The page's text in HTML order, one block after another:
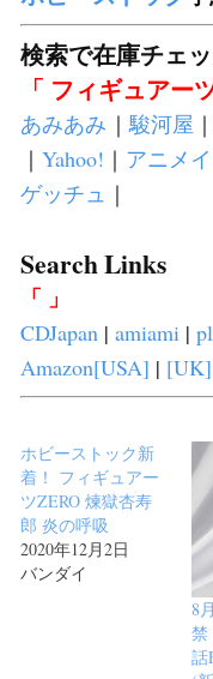
検索で在庫チェ
「 フィギュアー
あみあみ ｜駿河屋 ｜
｜ Yahoo! ｜ アニメ
ゲッチュ ｜
Search Links
「 」
CDJapan | amiami |
Amazon[USA] | [UK]
ホビーストック新
着！ フィギュアー
ツZERO 煉獄杏寿
郎 炎の呼吸
2020年12月2日
バンダイ
8
禁
話